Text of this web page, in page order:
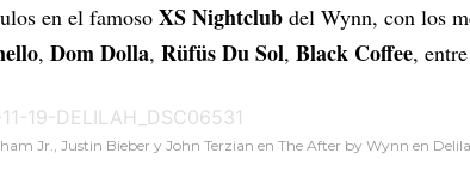
en el famoso XS Nightclub del Wynn, con los
, Dom Dolla, Rüfüs Du Sol, Black Coffee,
Jr., Justin Bieber y John Terzian en The After by Wynn en